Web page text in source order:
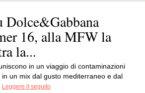
Dolce&Gabbana
16, alla MFW la
la...
in un viaggio di contaminazioni
un mix dal gusto mediterraneo e dal
Leggere il seguito